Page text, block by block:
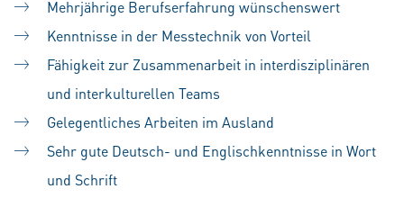
Mehrjährige Berufserfahrung wünschenswert
Kenntnisse in der Messtechnik von Vorteil
Fähigkeit zur Zusammenarbeit in interdisziplinären
und interkulturellen Teams
Gelegentliches Arbeiten im Ausland
Sehr gute Deutsch- und Englischkenntnisse in Wort
und Schrift